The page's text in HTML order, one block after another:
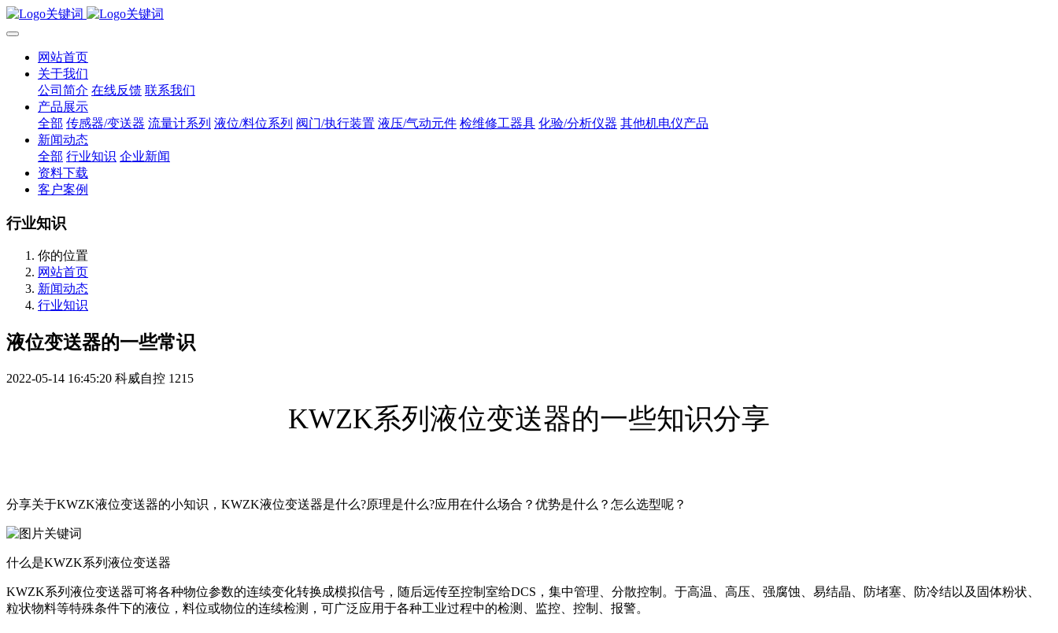
网站首页
关于我们
公司简介 在线反馈 联系我们
产品展示
全部 传感器/变送器 流量计系列 液位/料位系列 阀门/执行装置 液压/气动元件 检维修工器具 化验/分析仪器 其他机电仪产品
新闻动态
全部 行业知识 企业新闻
资料下载
客户案例
行业知识
你的位置
网站首页
新闻动态
行业知识
液位变送器的一些常识
2022-05-14 16:45:20 科威自控 1215
KWZK系列液位变送器的一些知识分享
分享关于KWZK液位变送器的小知识，KWZK液位变送器是什么?原理是什么?应用在什么场合？优势是什么？怎么选型呢？
什么是KWZK系列液位变送器
KWZK系列 液位变送器可将各种物位参数的连续变化转换成模拟信号，随后远传至控制室给DCS，集中管理、分散控制。于高温、高压、强腐蚀、易结晶、防堵塞、防冷结以及固体粉状、
粒状物料等特殊条件下的液位，料位或物位的连续检测，可广泛应用于各种工业过程中的检测、监控、控制、报警。